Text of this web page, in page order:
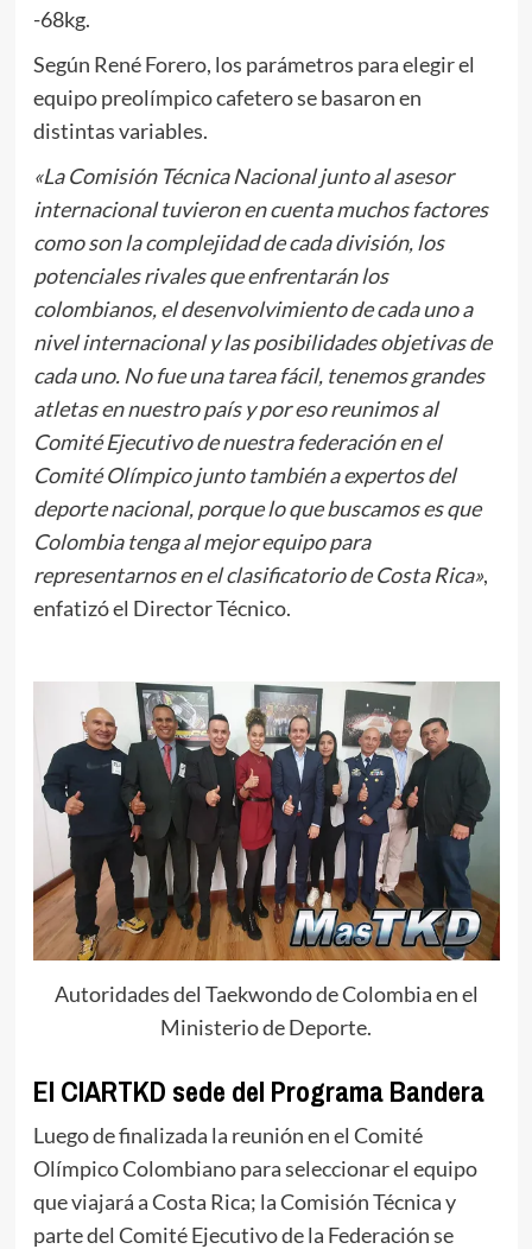
-68kg.
Según René Forero, los parámetros para elegir el
equipo preolímpico cafetero se basaron en
distintas variables.
«La Comisión Técnica Nacional junto al asesor
internacional tuvieron en cuenta muchos factores
como son la complejidad de cada división, los
potenciales rivales que enfrentarán los
colombianos, el desenvolvimiento de cada uno a
nivel internacional y las posibilidades objetivas de
cada uno. No fue una tarea fácil, tenemos grandes
atletas en nuestro país y por eso reunimos al
Comité Ejecutivo de nuestra federación en el
Comité Olímpico junto también a expertos del
deporte nacional, porque lo que buscamos es que
Colombia tenga al mejor equipo para
representarnos en el clasificatorio de Costa Rica»,
enfatizó el Director Técnico.
Autoridades del Taekwondo de Colombia en el
Ministerio de Deporte.
El CIARTKD sede del Programa Bandera
Luego de finalizada la reunión en el Comité
Olímpico Colombiano para seleccionar el equipo
que viajará a Costa Rica; la Comisión Técnica y
parte del Comité Ejecutivo de la Federación se